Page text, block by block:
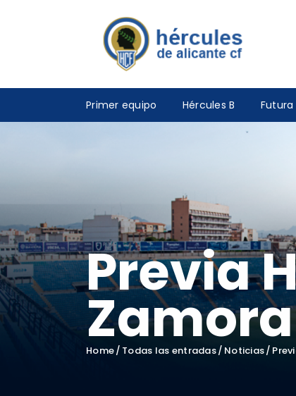
Primer equipo Hércules B Futura
Previa
Zamora
Home Todas las entradas Noticias